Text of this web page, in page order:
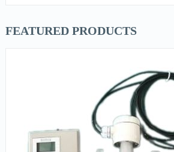
FEATURED PRODUCTS
XEM NHANH
XEM CHI TIẾT